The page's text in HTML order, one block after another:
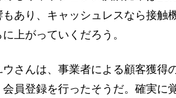
あり、キャッシュレスなら接触
上がっていくだろう。
さんは、事業者による顧客獲得
会員登録を行ったそうだ。確実に